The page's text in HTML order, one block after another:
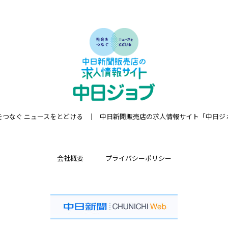
つなぐ ニュースをとどける 中日新聞販売店の求人情報サイト「中日ジ
会社概要 プライバシーポリシー